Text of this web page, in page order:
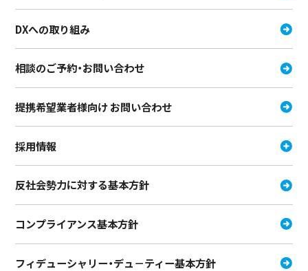
DXへの取り組み
相談のご予約・お問い合わせ
提携希望業者様向け お問い合わせ
採用情報
反社会勢力に対する基本方針
コンプライアンス基本方針
フィデューシャリー・デュ－ティー基本方針